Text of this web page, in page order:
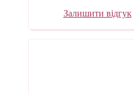
Залишити відгук